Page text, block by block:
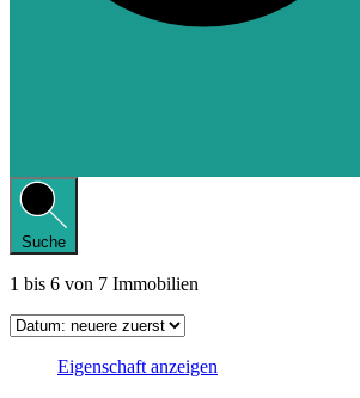
Suche
1 bis 6 von 7 Immobilien
Eigenschaft anzeigen